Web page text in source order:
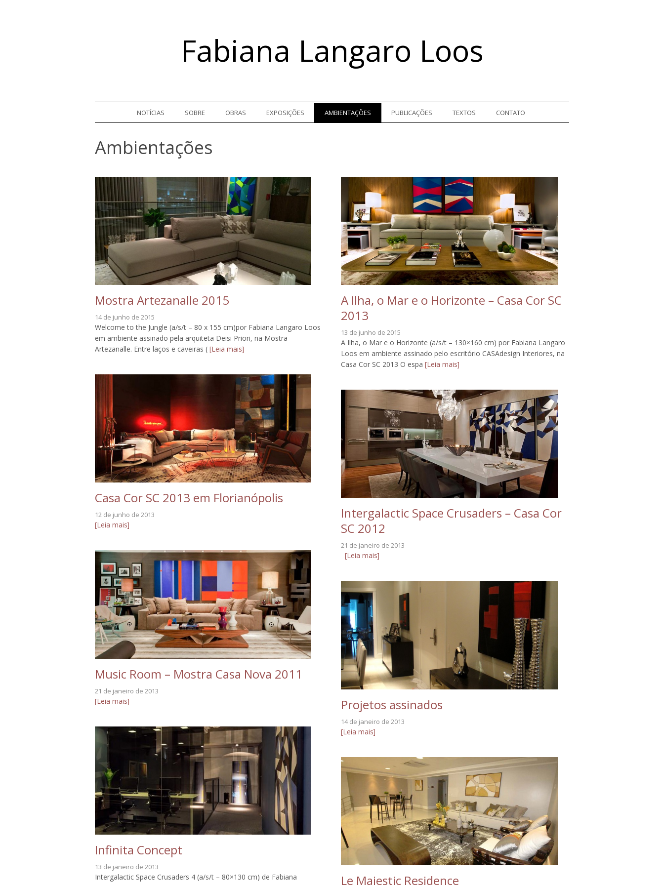
Fabiana Langaro Loos
NOTÍCIAS SOBRE OBRAS EXPOSIÇÕES AMBIENTAÇÕES PUBLICAÇÕES TEXTOS CONTATO
Ambientações
Mostra Artezanalle 2015
14 de junho de 2015
Welcome to the Jungle (a/s/t – 80 x 155 cm)por Fabiana Langaro Loos
em ambiente assinado pela arquiteta Deisi Priori, na Mostra
Artezanalle. Entre laços e caveiras ( [Leia mais]
A Ilha, o Mar e o Horizonte – Casa Cor SC
2013
13 de junho de 2015
A Ilha, o Mar e o Horizonte (a/s/t – 130×160 cm) por Fabiana Langaro
Loos em ambiente assinado pelo escritório CASAdesign Interiores, na
Casa Cor SC 2013 O espa [Leia mais]
Casa Cor SC 2013 em Florianópolis
12 de junho de 2013
[Leia mais]
Intergalactic Space Crusaders – Casa Cor
SC 2012
21 de janeiro de 2013
[Leia mais]
Music Room – Mostra Casa Nova 2011
21 de janeiro de 2013
[Leia mais] Projetos assinados
14 de janeiro de 2013
[Leia mais]
Infinita Concept
13 de janeiro de 2013
Intergalactic Space Crusaders 4 (a/s/t – 80×130 cm) de Fabiana
Le Majestic Residence